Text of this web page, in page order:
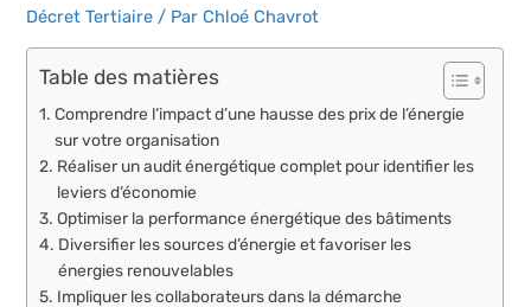
Décret Tertiaire / ParChloé Chavrot
Table des matières
Comprendre l’impact d’une hausse des prix de l’énergie
sur votre organisation
Réaliser un audit énergétique complet pour identifier les
leviers d’économie
Optimiser la performance énergétique des bâtiments
Diversifier les sources d’énergie et favoriser les
énergies renouvelables
Impliquer les collaborateurs dans la démarche